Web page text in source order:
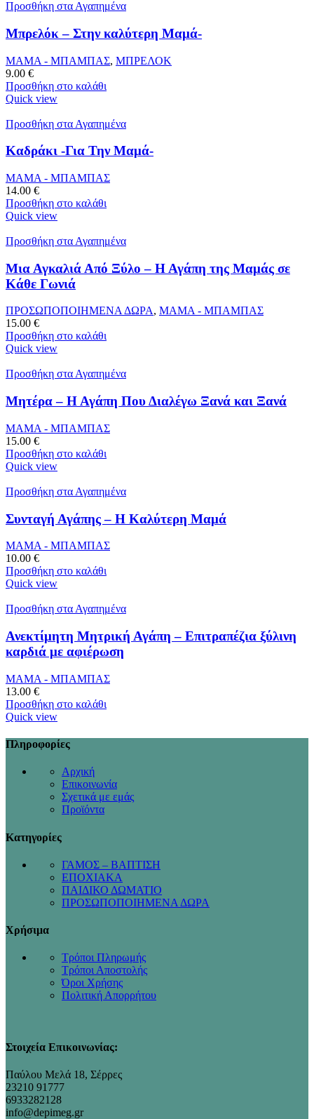
Προσθήκη στα Αγαπημένα
Μπρελόκ – Στην καλύτερη Μαμά-
ΜΑΜΑ - ΜΠΑΜΠΑΣ, ΜΠΡΕΛΟΚ
9.00 €
Προσθήκη στο καλάθι
Quick view
Προσθήκη στα Αγαπημένα
Καδράκι -Για Την Μαμά-
ΜΑΜΑ - ΜΠΑΜΠΑΣ
14.00 €
Προσθήκη στο καλάθι
Quick view
Προσθήκη στα Αγαπημένα
Μια Αγκαλιά Από Ξύλο – Η Αγάπη της Μαμάς σε
Κάθε Γωνιά
ΠΡΟΣΩΠΟΠΟΙΗΜΕΝΑ ΔΩΡΑ, ΜΑΜΑ - ΜΠΑΜΠΑΣ
15.00 €
Προσθήκη στο καλάθι
Quick view
Προσθήκη στα Αγαπημένα
Μητέρα – Η Αγάπη Που Διαλέγω Ξανά και Ξανά
ΜΑΜΑ - ΜΠΑΜΠΑΣ
15.00 €
Προσθήκη στο καλάθι
Quick view
Προσθήκη στα Αγαπημένα
Συνταγή Αγάπης – Η Καλύτερη Μαμά
ΜΑΜΑ - ΜΠΑΜΠΑΣ
10.00 €
Προσθήκη στο καλάθι
Quick view
Προσθήκη στα Αγαπημένα
Ανεκτίμητη Μητρική Αγάπη – Επιτραπέζια ξύλινη
καρδιά με αφιέρωση
ΜΑΜΑ - ΜΠΑΜΠΑΣ
13.00 €
Προσθήκη στο καλάθι
Quick view
Πληροφορίες
Αρχική
Επικοινωνία
Σχετικά με εμάς
Προϊόντα
Κατηγορίες
ΓΑΜΟΣ – ΒΑΠΤΙΣΗ
ΕΠΟΧΙΑΚΑ
ΠΑΙΔΙΚΟ ΔΩΜΑΤΙΟ
ΠΡΟΣΩΠΟΠΟΙΗΜΕΝΑ ΔΩΡΑ
Χρήσιμα
Τρόποι Πληρωμής
Τρόποι Αποστολής
Όροι Χρήσης
Πολιτική Απορρήτου
Στοιχεία Επικοινωνίας:
Παύλου Μελά 18, Σέρρες
23210 91777
6933282128
info@depimeg.gr